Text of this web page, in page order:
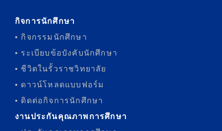
กิจการนักศึกษา
• กิจกรรมนักศึกษา
• ระเบียบข้อบังคับนักศึกษา
• ชีวิตในรั้วราชวิทยาลัย
• ดาวน์โหลดแบบฟอร์ม
• ติดต่อกิจการนักศึกษา
งานประกันคุณภาพการศึกษา